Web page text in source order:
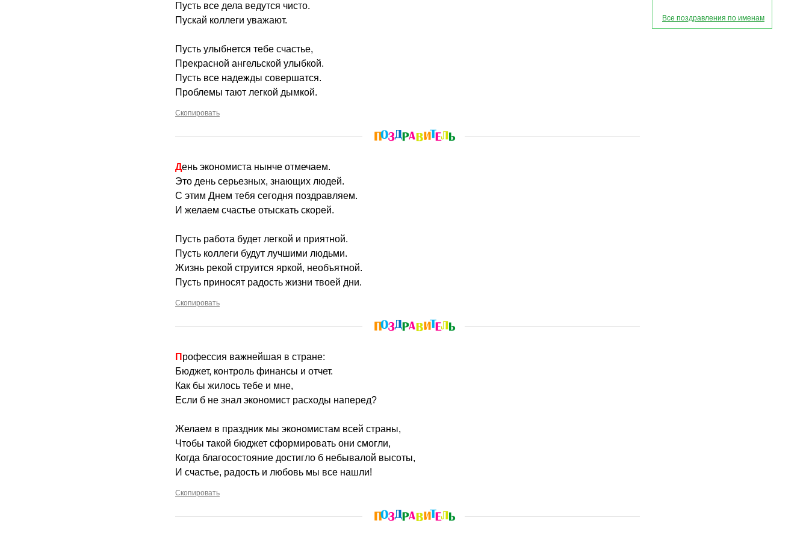
Пусть все дела ведутся чисто.
Пускай коллеги уважают.
Пусть улыбнется тебе счастье,
Прекрасной ангельской улыбкой.
Пусть все надежды совершатся.
Проблемы тают легкой дымкой.
Скопировать
День экономиста нынче отмечаем.
Это день серьезных, знающих людей.
С этим Днем тебя сегодня поздравляем.
И желаем счастье отыскать скорей.
Пусть работа будет легкой и приятной.
Пусть коллеги будут лучшими людьми.
Жизнь рекой струится яркой, необъятной.
Пусть приносят радость жизни твоей дни.
Скопировать
Профессия важнейшая в стране:
Бюджет, контроль финансы и отчет.
Как бы жилось тебе и мне,
Если б не знал экономист расходы наперед?
Желаем в праздник мы экономистам всей страны,
Чтобы такой бюджет сформировать они смогли,
Когда благосостояние достигло б небывалой высоты,
И счастье, радость и любовь мы все нашли!
Скопировать
Все поздравления по именам